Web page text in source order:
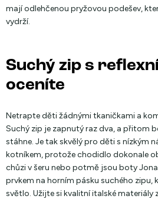
mají odlehčenou pryžovou podešev,
vydrží.
Suchý zip s
oceníte
Netrapte děti žádnými tkaničkami a
Suchý zip je zapnutý raz dva, a přitom
stáhne. Je tak skvělý pro děti s nízkým
kotníkem, protože chodidlo dokonale
chůzi v šeru nebo potmě jsou boty
prvkem na horním pásku suchého zipu,
světlo. Užijte si kvalitní italské materiály